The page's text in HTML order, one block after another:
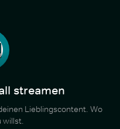
streamen
Lieblingscontent. Wo
willst.